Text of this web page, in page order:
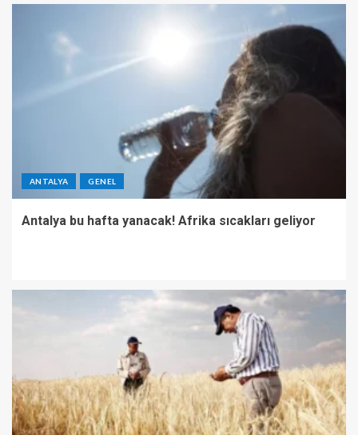
ANTALYA GENEL
Antalya bu hafta yanacak! Afrika sıcakları geliyor